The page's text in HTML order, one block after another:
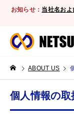
お知らせ： 当社名お
ABOUT US
個人情報の取